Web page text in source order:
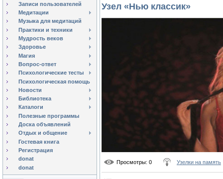
Записи пользователей
Медитации
Музыка для медитаций
Практики и техники
Мудрость веков
Здоровье
Магия
Вопрос-ответ
Психологические тесты
Психологическая помощь
Новости
Библиотека
Каталоги
Полезные программы
Доска объявлений
Отдых и общение
Гостевая книга
Регистрация
donat
donat
Узел «Нью классик»
Просмотры: 0 Узелки на память